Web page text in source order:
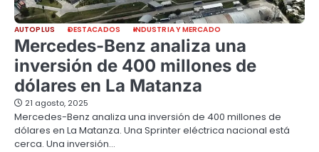
AUTOPLUS DESTACADOS INDUSTRIA Y MERCADO
Mercedes-Benz analiza una
inversión de 400 millones de
dólares en La Matanza
21 agosto, 2025
Mercedes-Benz analiza una inversión de 400 millones de
dólares en La Matanza. Una Sprinter eléctrica nacional está
cerca. Una inversión…